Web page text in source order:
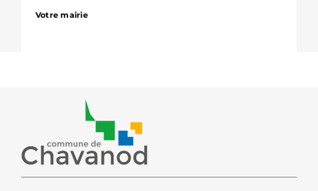
Votre mairie